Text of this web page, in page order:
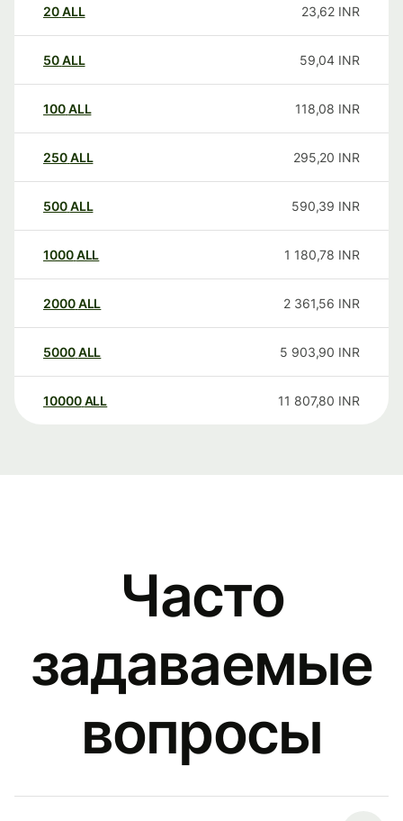
20ALL 23,62 INR
50ALL 59,04 INR
100ALL 118,08 INR
250ALL 295,20 INR
500ALL 590,39 INR
1000ALL 1 180,78 INR
2000ALL 2 361,56 INR
5000ALL 5 903,90 INR
10000 ALL 11 807,80 INR
Часто
задаваемые
вопросы